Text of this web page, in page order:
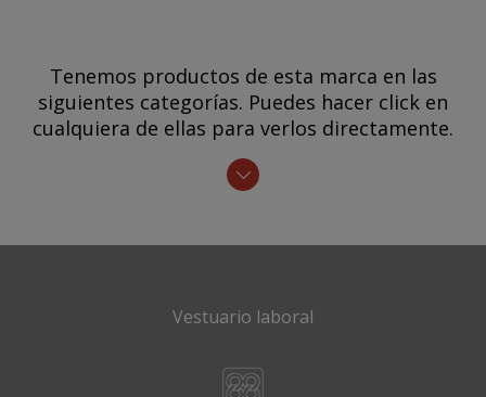
Tenemos productos de esta marca en las
siguientes categorías. Puedes hacer click en
cualquiera de ellas para verlos directamente.
Vestuario laboral